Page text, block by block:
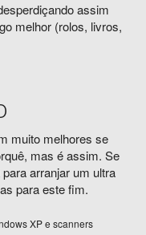
assim
melhor (rolos, livros,
muito melhores se
mas é assim. Se
arranjar um ultra
para este fim.
XP e scanners